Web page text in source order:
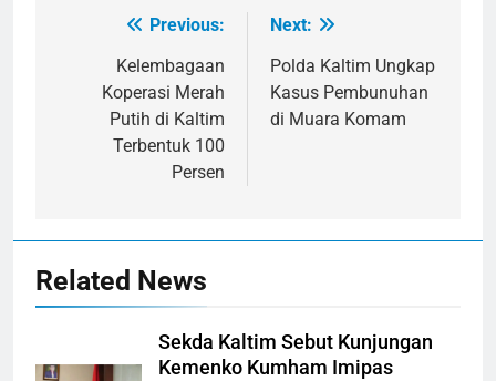
NavigasiPrevious:
Kelembagaan
Koperasi Merah
Putih di Kaltim
Terbentuk 100
Persen
Next:
Polda Kaltim Ungkap
Kasus Pembunuhan
di Muara Komam
Related News
Sekda Kaltim Sebut Kunjungan
Kemenko Kumham Imipas